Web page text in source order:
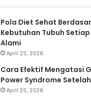
Pola Diet Sehat
Kebutuhan Tubuh
Alami
April 25, 2026
Cara Efektif Mengatasi
Power Syndrome
April 25, 2026